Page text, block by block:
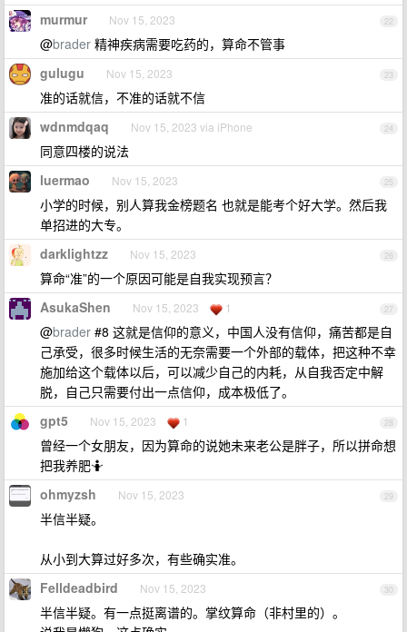
22
murmur Nov 15, 2023
@brader 精神疾病需要吃药的，算命不管事
23
gulugu Nov 15, 2023
准的话就信，不准的话就不信
24
wdnmdqaq Nov 15, 2023 via iPhone
同意四楼的说法
25
luermao Nov 15, 2023
小学的时候，别人算我金榜题名 也就是能考个好大学。然后我
单招进的大专。
26
darklightzz Nov 15, 2023
算命“准”的一个原因可能是自我实现预言？
27
AsukaShen Nov 15, 2023 1
@brader #8 这就是信仰的意义，中国人没有信仰，痛苦都是自
己承受，很多时候生活的无奈需要一个外部的载体，把这种不幸
施加给这个载体以后，可以减少自己的内耗，从自我否定中解
脱，自己只需要付出一点信仰，成本极低了。
28
gpt5 Nov 15, 2023 1
曾经一个女朋友，因为算命的说她未来老公是胖子，所以拼命想
把我养肥🤷
29
ohmyzsh Nov 15, 2023
半信半疑。
从小到大算过好多次，有些确实准。
30
Felldeadbird Nov 15, 2023
半信半疑。有一点挺离谱的。掌纹算命（非村里的）。